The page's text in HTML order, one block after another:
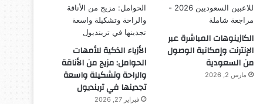
الكازينوهات المباشرة عبر
الإنترنت وإمكانية الوصول
من السعودية
مارس 2, 2026
الأزياء الذكية للأمهات
الحوامل: مزيج من الأناقة
والراحة وتشكيلة واسعة
تجدينها في ترينديول
فبراير 27, 2026